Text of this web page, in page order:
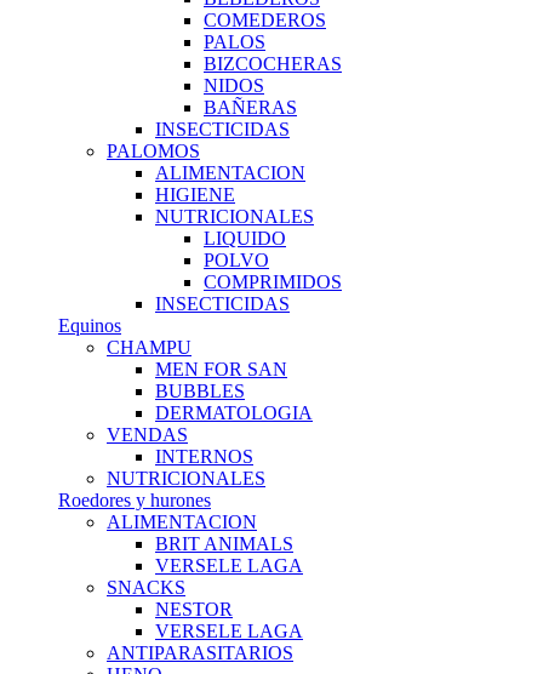
COMEDEROS
PALOS
BIZCOCHERAS
NIDOS
BAÑERAS
INSECTICIDAS
PALOMOS
ALIMENTACION
HIGIENE
NUTRICIONALES
LIQUIDO
POLVO
COMPRIMIDOS
INSECTICIDAS
Equinos
CHAMPU
MEN FOR SAN
BUBBLES
DERMATOLOGIA
VENDAS
INTERNOS
NUTRICIONALES
Roedores y hurones
ALIMENTACION
BRIT ANIMALS
VERSELE LAGA
SNACKS
NESTOR
VERSELE LAGA
ANTIPARASITARIOS